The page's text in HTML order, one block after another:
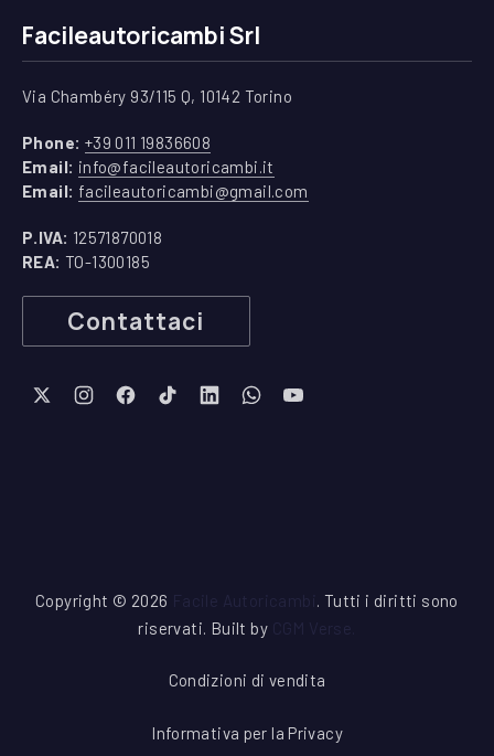
Facileautoricambi Srl
Via Chambéry 93/115 Q, 10142 Torino
Phone: +39 011 19836608
Email: info@facileautoricambi.it
Email: facileautoricambi@gmail.com
P.IVA: 12571870018
REA: TO-1300185
Contattaci
New Window
New Window
New Window
New Window
New Window
New WindowNew Window
Copyright © 2026 Facile Autoricambi . Tutti i diritti sono
riservati. Built by CGM Verse
Condizioni di vendita
Informativa per la Privacy